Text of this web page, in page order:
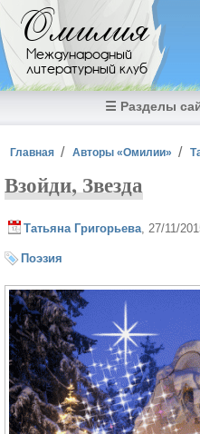
Перейти к основному содержанию
Омилия
Международный
литературный клуб
☰ Разделы
Вы здесь
Главная Авторы «Омилии»
Взойди, Звезда
Татьяна Григорьева , 27/11/
Поэзия